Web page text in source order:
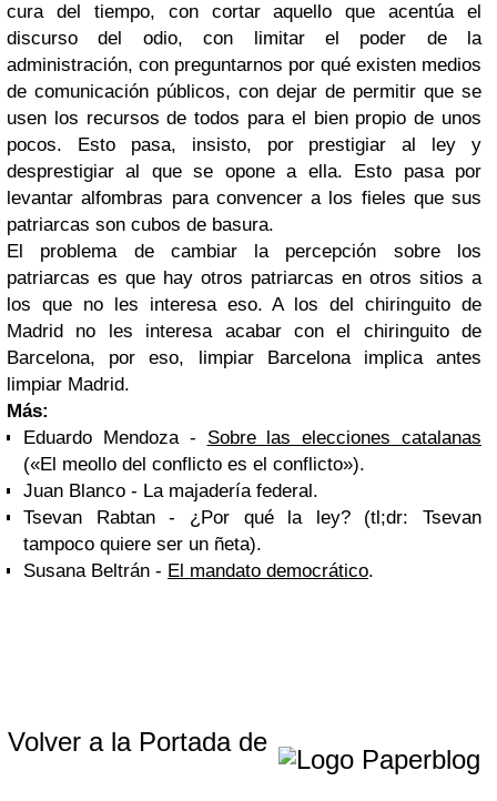
cura del tiempo, con cortar aquello que acentúa el
discurso del odio, con limitar el poder de la
administración, con preguntarnos por qué existen medios
de comunicación públicos, con dejar de permitir que se
usen los recursos de todos para el bien propio de unos
pocos. Esto pasa, insisto, por prestigiar al ley y
desprestigiar al que se opone a ella. Esto pasa por
levantar alfombras para convencer a los fieles que sus
patriarcas son cubos de basura.
El problema de cambiar la percepción sobre los
patriarcas es que hay otros patriarcas en otros sitios a
los que no les interesa eso. A los del chiringuito de
Madrid no les interesa acabar con el chiringuito de
Barcelona, por eso, limpiar Barcelona implica antes
limpiar Madrid.
Más:
Eduardo Mendoza - Sobre las elecciones catalanas
(«El meollo del conflicto es el conflicto»).
Juan Blanco - La majadería federal.
Tsevan Rabtan - ¿Por qué la ley? (tl;dr: Tsevan
tampoco quiere ser un ñeta).
Susana Beltrán - El mandato democrático.
Volver a la Portada de